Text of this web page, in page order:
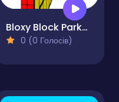
Bloxy Block Parkour
0 (0 Голосів)